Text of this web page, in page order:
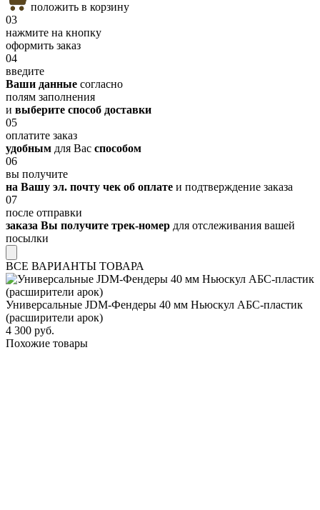
положить в корзину
03
нажмите на кнопку
оформить заказ
04
введите
Ваши данные согласно
полям заполнения
и выберите способ доставки
05
оплатите заказ
удобным для Вас способом
06
вы получите
на Вашу эл. почту чек об оплате и подтверждение заказа
07
после отправки
заказа Вы получите трек-номер для отслеживания вашей
посылки
ВСЕ ВАРИАНТЫ ТОВАРА
Универсальные JDM-Фендеры 40 мм Ньюскул АБС-пластик
(расширители арок)
4 300 руб.
Похожие товары